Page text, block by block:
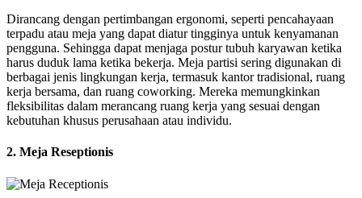
Dirancang dengan pertimbangan ergonomi, seperti pencahayaan
terpadu atau meja yang dapat diatur tingginya untuk kenyamanan
pengguna. Sehingga dapat menjaga postur tubuh karyawan ketika
harus duduk lama ketika bekerja. Meja partisi sering digunakan di
berbagai jenis lingkungan kerja, termasuk kantor tradisional, ruang
kerja bersama, dan ruang coworking. Mereka memungkinkan
fleksibilitas dalam merancang ruang kerja yang sesuai dengan
kebutuhan khusus perusahaan atau individu.
2. Meja Reseptionis